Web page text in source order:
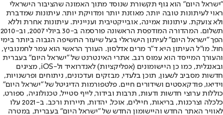
"ישראל היום" הוא גוף תקשורת שנוסד מתוך האמונה שהציבור הישראלי
ראוי לעיתונות טובה יותר, מאוזנת יותר ומדויקת יותר. עיתונות שמדברת
ולא צועקת. עיתונות אמינה, אובייקטיבית ועניינית. עיתונות אחרת וללא
תשלום. המהדורה המודפסת הראשונה פורסמה ב-30 ביולי 2007, וב-2010
הפך "ישראל היום" לעיתון הישראלי בעל שיעור החשיפה הגבוה ביותר בימי
חול. מו"ל העיתון היא ד"ר מרים אדלסון. העורך הראשי הוא עמר לחמנוביץ,
והעורך המייסד הוא עמוס רגב. אתרי האינטרנט של "ישראל היום" בעברית
ובאנגלית, כמו כן היישומונים (אפליקציות) לאנדרואיד ול-iOS, מציגים
חדשות מסביב לשעון, תוכן בלעדי, מבזקים ועדכונים, ניתוחים ופרשנויות,
וידיאו, פודקאסטים ושידורים חיים. פלטפורמות הדיגיטל של "ישראל היום"
כוללות ערוצי חדשות ודעות, תרבות ובידור, לייף סטייל, טכנולוגיה, ספורט,
כלכלה וצרכנות, בריאות, חיילים, אוכל, יהדות, תיירות ורכב. ב-2021 עלו
לאוויר האתר החדש והיישומון החדש של "ישראל היום" בעברית, במטרה